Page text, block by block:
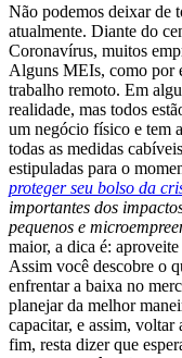
Não podemos deixar de
atualmente. Diante do
Coronavírus, muitos
Alguns MEIs, como por
trabalho remoto. Em
realidade, mas todos
um negócio físico e tem
todas as medidas
estipuladas para o
proteger seu bolso da
importantes dos
pequenos e
maior, a dica é:
Assim você descobre o
enfrentar a baixa no
planejar da melhor
capacitar, e assim, voltar
fim, resta dizer que